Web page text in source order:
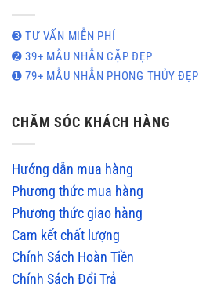
➌ TƯ VẤN MIỄN PHÍ
➋ 39+ MẪU NHẪN CẶP ĐẸP
➊ 79+ MẪU NHẪN PHONG THỦY ĐẸP
CHĂM SÓC KHÁCH HÀNG
Hướng dẫn mua hàng
Phương thức mua hàng
Phương thức giao hàng
Cam kết chất lượng
Chính Sách Hoàn Tiền
Chính Sách Đổi Trả